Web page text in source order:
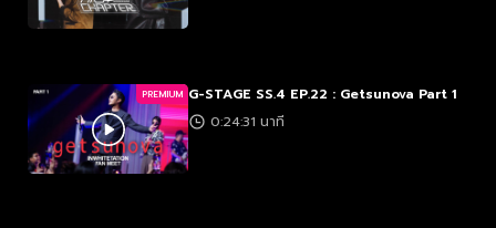
PREMIUM G-STAGE SS.4 EP.22 : Getsunova Part 1
0:24:31 นาที